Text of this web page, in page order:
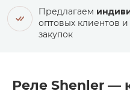
Предлагаем
оптовых клиентов
закупок
Реле Shenler —